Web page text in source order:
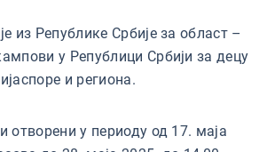
из Републике Србије за област –
у Републици Србији за децу
и региона.
отворени у периоду од 17. маја